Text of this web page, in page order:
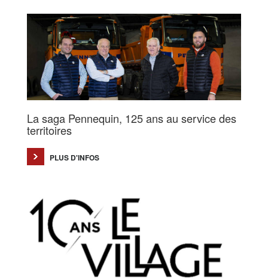
La saga Pennequin, 125 ans au service des
territoires
PLUS D'INFOS